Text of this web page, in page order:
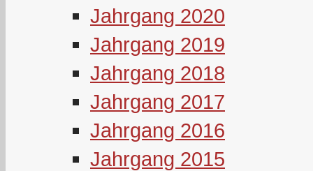
Jahrgang 2020
Jahrgang 2019
Jahrgang 2018
Jahrgang 2017
Jahrgang 2016
Jahrgang 2015